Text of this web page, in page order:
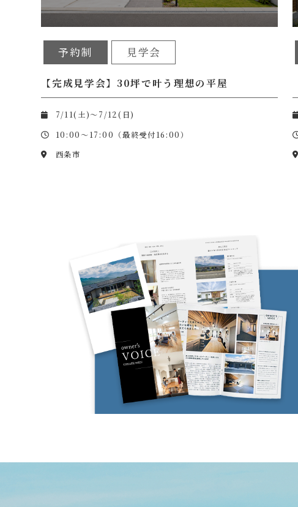
予約制 見学会
【完成見学会】30坪で叶う理想の平屋
7/11(土)～7/12(日)
10:00～17:00（最終受付16:00）
西条市